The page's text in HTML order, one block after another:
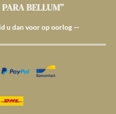
PARA BELLUM”
u dan voor op oorlog —